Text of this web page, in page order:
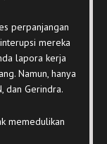
perpanjangan
mereka
lapora kerja
Namun, hanya
dan Gerindra.
memedulikan